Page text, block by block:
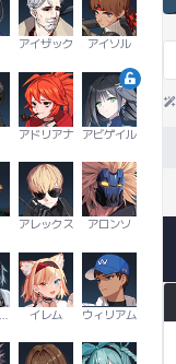
アイザック アイソル
アドリアナ アビゲイル
アレックス アロンソ
イレム ウィリアム